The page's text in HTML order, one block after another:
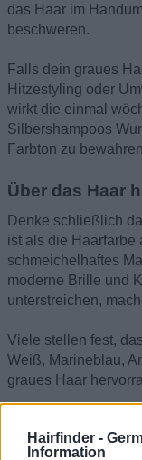
Hairfinder -
Information
das Haar im
beschweren.
Falls dein graues
Hitzestyling oder
wirkt die einmal
Silbershampoos
Farbton zu
Über das Haar
Denke schließlich
ist als die Haarfarbe
schmeichelhaftes
moderne Brille und
unterstreichen,
Viele stellen fest,
Weiß, Marineblau,
graues Haar
Das Ziel ist nicht,